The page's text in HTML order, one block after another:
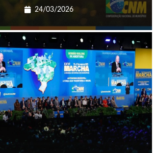
24/03/2026